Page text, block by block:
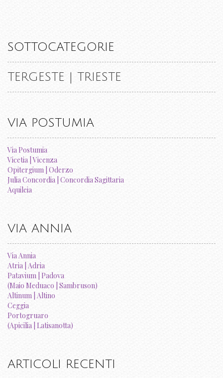
SOTTOCATEGORIE
TERGESTE | TRIESTE
VIA POSTUMIA
Via Postumia
Vicetia | Vicenza
Opitergium | Oderzo
Julia Concordia | Concordia Sagittaria
Aquileia
VIA ANNIA
Via Annia
Atria | Adria
Patavium | Padova
(Maio Meduaco | Sambruson)
Altinum | Altino
Ceggia
Portogruaro
(Apicilia | Latisanotta)
ARTICOLI RECENTI